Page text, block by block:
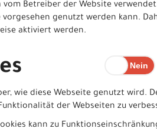
Betreiber der Website
genutzt werden kann.
aktiviert werden.
wie diese Webseite genutzt wird.
der Webseiten zu
kann zu